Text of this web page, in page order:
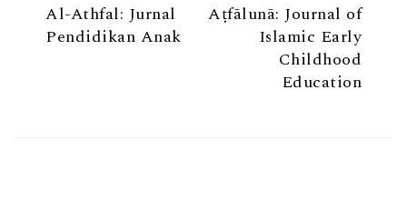
Al-Athfal: Jurnal
Pendidikan Anak
Aṭfālunā: Journal of
Islamic Early
Childhood
Education